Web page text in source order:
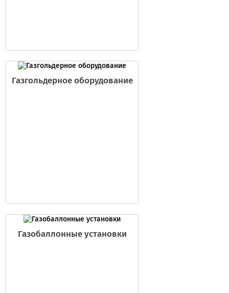
Газгольдерное оборудование
Газобаллонные установки